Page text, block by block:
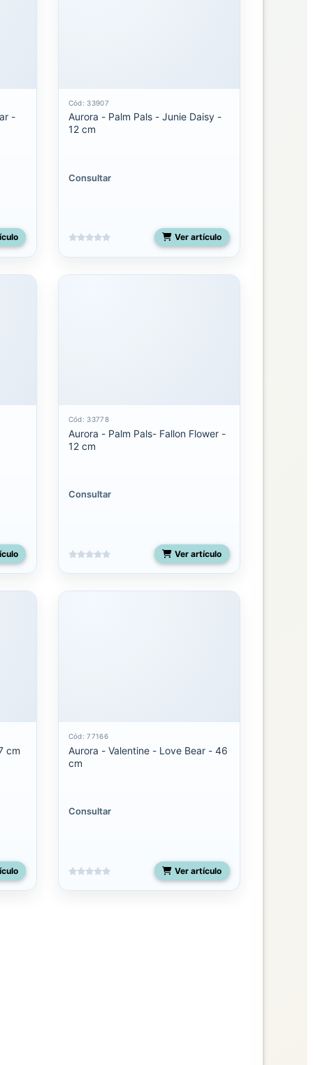
-
Cód: 33907
Aurora - Palm Pals - Junie Daisy -
12 cm
Consultar
Ver artículo
Cód: 33778
Aurora - Palm Pals- Fallon Flower -
12 cm
Consultar
Ver artículo
cm
Cód: 77166
Aurora - Valentine - Love Bear - 46
cm
Consultar
Ver artículo